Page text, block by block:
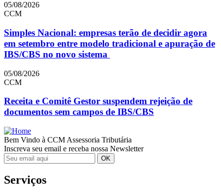
05/08/2026
CCM
Simples Nacional: empresas terão de decidir agora
em setembro entre modelo tradicional e apuração de
IBS/CBS no novo sistema
05/08/2026
CCM
Receita e Comitê Gestor suspendem rejeição de
documentos sem campos de IBS/CBS
Bem Vindo à CCM Assessoria Tributária
Inscreva seu email e receba nossa Newsletter
Serviços